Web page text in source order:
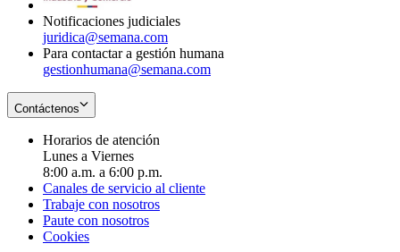
Notificaciones judiciales
juridica@semana.com
Para contactar a gestión humana
gestionhumana@semana.com
Contáctenos
Horarios de atención
Lunes a Viernes
8:00 a.m. a 6:00 p.m.
Canales de servicio al cliente
Trabaje con nosotros
Paute con nosotros
Cookies